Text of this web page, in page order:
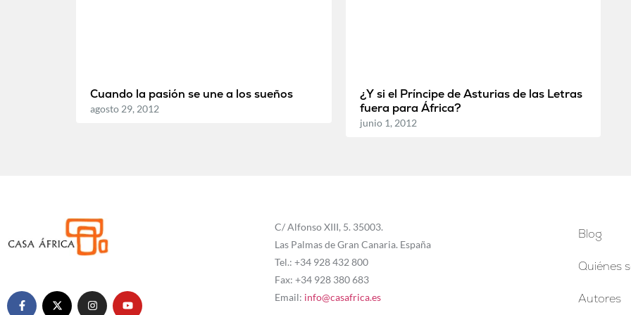
Cuando la pasión se une a los sueños
agosto 29, 2012
¿Y si el Príncipe de Asturias de las Letras
fuera para África?
junio 1, 2012
C/ Alfonso XIII, 5. 35003.
Las Palmas de Gran Canaria. España
Tel.: +34 928 432 800
Fax: +34 928 380 683
Email: info@casafrica.es
Blog
Quiénes
Autores